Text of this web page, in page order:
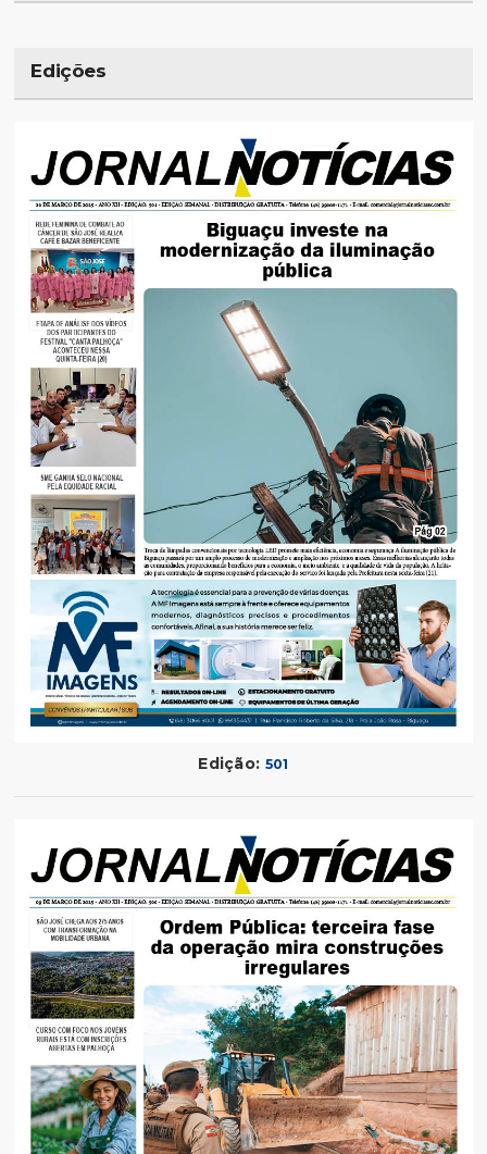
Edições
Edição: 501